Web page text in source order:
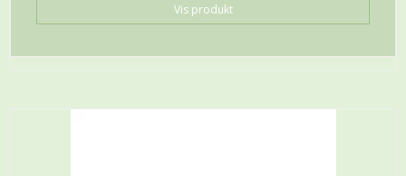
Vis produkt